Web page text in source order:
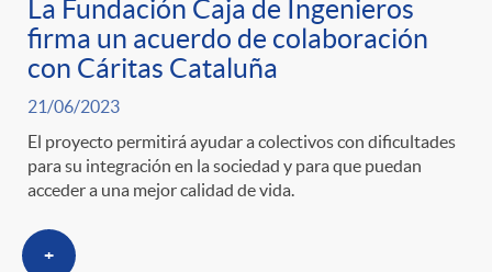
La Fundación Caja de Ingenieros
firma un acuerdo de colaboración
con Cáritas Cataluña
21/06/2023
El proyecto permitirá ayudar a colectivos con dificultades
para su integración en la sociedad y para que puedan
acceder a una mejor calidad de vida.
+